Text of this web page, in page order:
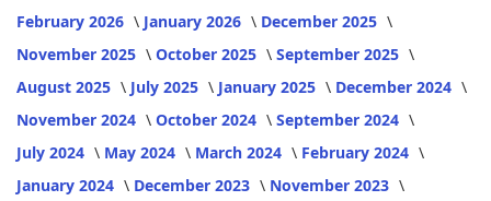
February 2026
January 2026
December 2025
November 2025
October 2025
September 2025
August 2025
July 2025 January 2025
December 2024
November 2024
October 2024
September 2024
July 2024
May 2024 March 2024
February 2024
January 2024
December 2023
November 2023